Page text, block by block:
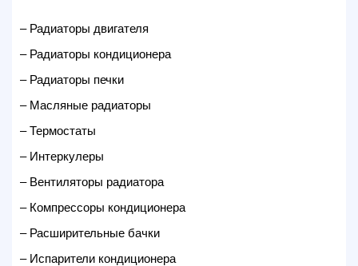
– Радиаторы двигателя
– Радиаторы кондиционера
– Радиаторы печки
– Масляные радиаторы
– Термостаты
– Интеркулеры
– Вентиляторы радиатора
– Компрессоры кондиционера
– Расширительные бачки
– Испарители кондиционера